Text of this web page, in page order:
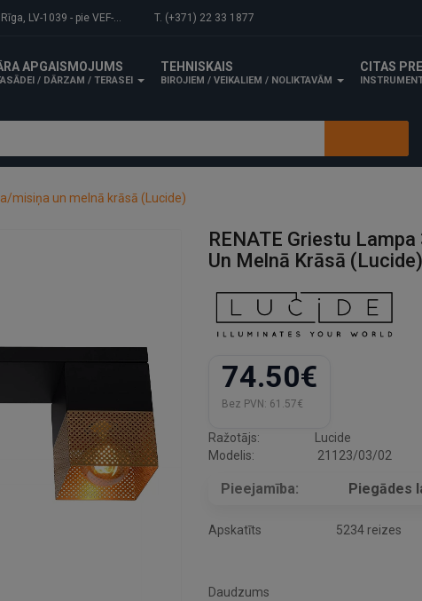
- pie VEF-Gaisa tilta. T. (+371) 22 33 1877
APGAISMOJUMS
/ DĀRZAM / TERASEI
TEHNISKAIS
BIROJIEM / VEIKALIEM / NOLIKTAVĀM
CITAS
misiņa un melnā krāsā (Lucide)
RENATE Griestu
Un Melnā Krāsā (Lucide)
74.50€
Bez PVN: 61.57€
Ražotājs:
Lucide
Modelis:
21123/03/02
Pieejamība: Piegādes
Apskatīts 5234 reizes
Daudzums